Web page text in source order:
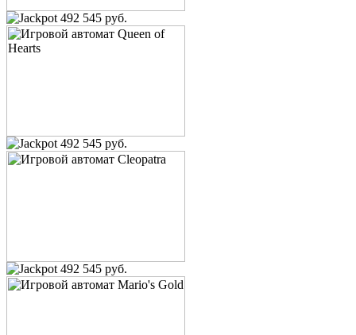
492 545 руб.
492 545 руб.
492 545 руб.